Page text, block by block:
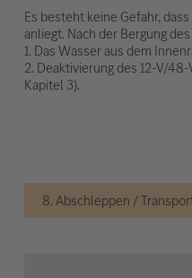
Es besteht keine Gefahr,
anliegt. Nach der Bergung
1. Das Wasser aus dem
2. Deaktivierung des 12-V/
Kapitel 3).
8. Abschleppen /